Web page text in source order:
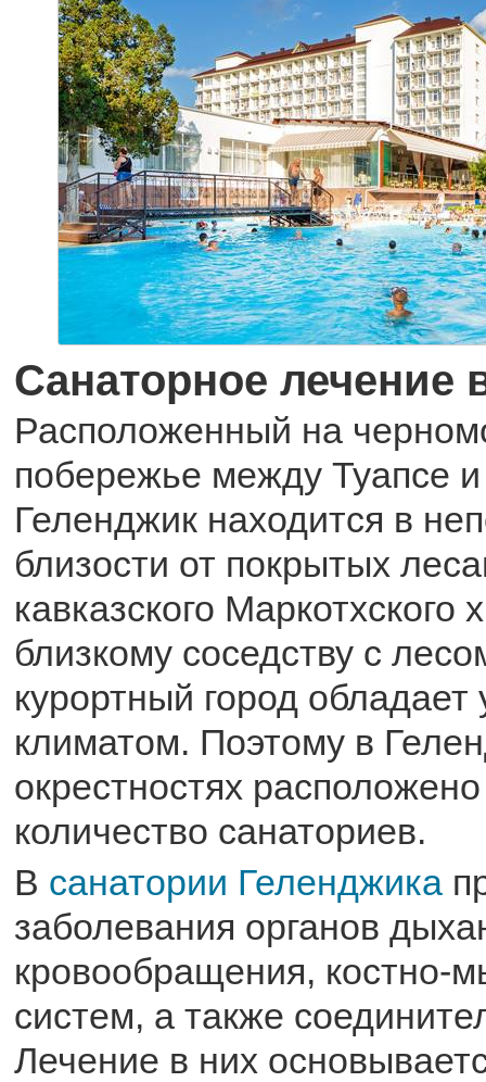
Санаторное лечение
Расположенный на
побережье между Туапсе
Геленджик находится в
близости от покрытых
кавказского Маркотхского
близкому соседству с
курортный город
климатом. Поэтому в
окрестностях
количество санаториев.
В санатории Геленджика
заболевания органов
кровообращения, костно-
систем, а также
Лечение в них